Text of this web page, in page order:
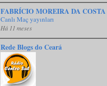
FABRÍCIO MOREIRA DA COSTA
Canlı Maç yayınları
Há 11 meses
Rede Blogs do Ceará